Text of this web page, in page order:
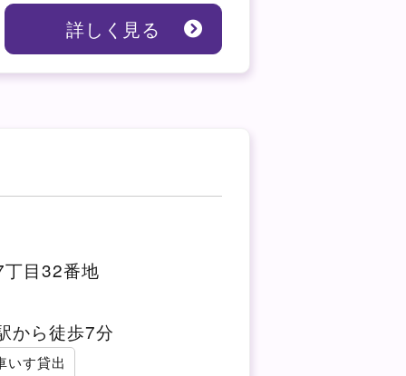
詳しく見る
目32番地
から徒歩7分
いす貸出